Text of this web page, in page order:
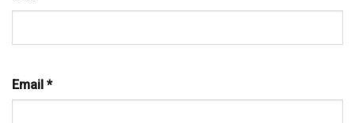
Email *